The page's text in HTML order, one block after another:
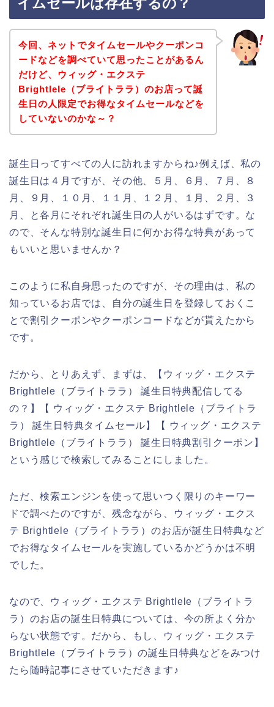
今回、ネットでタイムセールやクーポンコ
ードなどを調べていて思ったことがあるん
だけど、ウィッグ・エクステ
Brightlele（ブライトララ）のお店って誕
生日の人限定でお得なタイムセールなどを
していないのかな～？
誕生日ってすべての人に訪れますからね♪例えば、私の
誕生日は４月ですが、その他、５月、６月、７月、８
月、９月、１０月、１１月、１２月、１月、２月、３
月、と各月にそれぞれ誕生日の人がいるはずです。な
ので、そんな特別な誕生日に何かお得な特典があって
もいいと思いませんか？
このように私自身思ったのですが、その理由は、私の
知っているお店では、自分の誕生日を登録しておくこ
とで割引クーポンやクーポンコードなどが貰えたから
です。
だから、とりあえず、まずは、【ウィッグ・エクステ
Brightlele（ブライトララ） 誕生日特典配信してる
の？】【 ウィッグ・エクステ Brightlele（ブライトラ
ラ） 誕生日特典タイムセール】【 ウィッグ・エクステ
Brightlele（ブライトララ） 誕生日特典割引クーポン】
という感じで検索してみることにしました。
ただ、検索エンジンを使って思いつく限りのキーワー
ドで調べたのですが、残念ながら、ウィッグ・エクス
テ Brightlele（ブライトララ）のお店が誕生日特典など
でお得なタイムセールを実施しているかどうかは不明
でした。
なので、ウィッグ・エクステ Brightlele（ブライトラ
ラ）のお店の誕生日特典については、今の所よく分か
らない状態です。だから、もし、ウィッグ・エクステ
Brightlele（ブライトララ）の誕生日特典などをみつけ
たら随時記事にさせていただきます♪